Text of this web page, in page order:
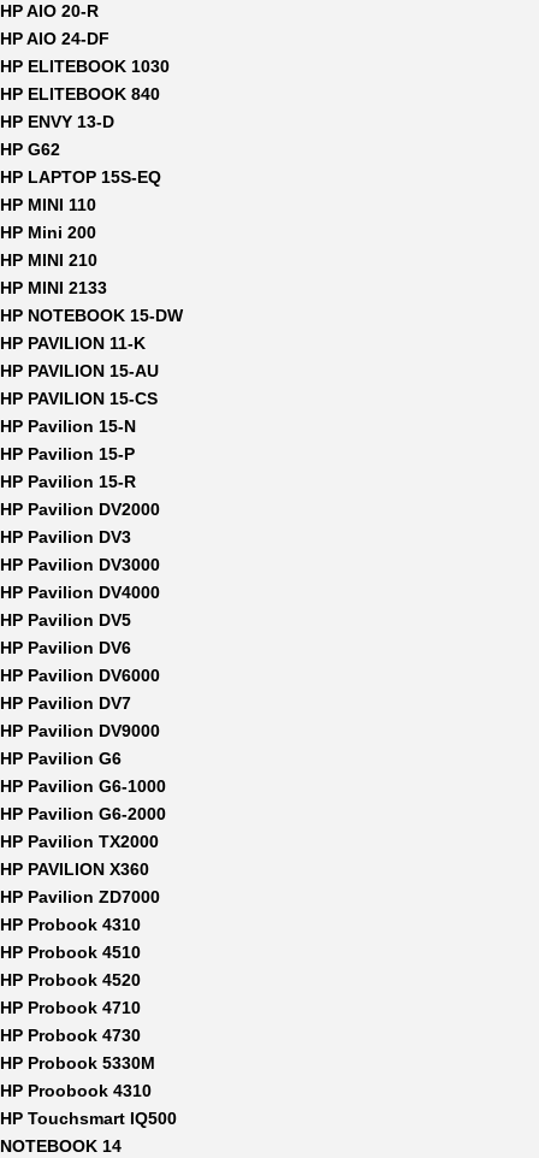
HP AIO 20-R
HP AIO 24-DF
HP ELITEBOOK 1030
HP ELITEBOOK 840
HP ENVY 13-D
HP G62
HP LAPTOP 15S-EQ
HP MINI 110
HP Mini 200
HP MINI 210
HP MINI 2133
HP NOTEBOOK 15-DW
HP PAVILION 11-K
HP PAVILION 15-AU
HP PAVILION 15-CS
HP Pavilion 15-N
HP Pavilion 15-P
HP Pavilion 15-R
HP Pavilion DV2000
HP Pavilion DV3
HP Pavilion DV3000
HP Pavilion DV4000
HP Pavilion DV5
HP Pavilion DV6
HP Pavilion DV6000
HP Pavilion DV7
HP Pavilion DV9000
HP Pavilion G6
HP Pavilion G6-1000
HP Pavilion G6-2000
HP Pavilion TX2000
HP PAVILION X360
HP Pavilion ZD7000
HP Probook 4310
HP Probook 4510
HP Probook 4520
HP Probook 4710
HP Probook 4730
HP Probook 5330M
HP Proobook 4310
HP Touchsmart IQ500
NOTEBOOK 14